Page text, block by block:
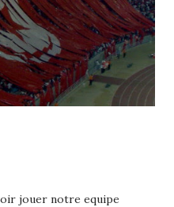
jouer notre equipe